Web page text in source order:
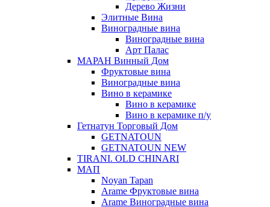
Дерево Жизни
Элитные Вина
Виноградные вина
Виноградные вина
Арт Палас
МАРАН Винный Дом
Фруктовые вина
Виноградные вина
Вино в керамике
Вино в керамике
Вино в керамике п/у
Гетнатун Торговый Дом
GETNATOUN
GETNATOUN NEW
TIRANI. OLD CHINARI
МАП
Noyan Tapan
Arame Фруктовые вина
Arame Виноградные вина